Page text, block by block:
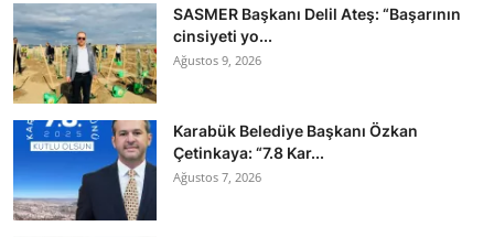
SASMER Başkanı Delil Ateş: “Başarının
cinsiyeti yo...
Ağustos 9, 2026
Karabük Belediye Başkanı Özkan
Çetinkaya: “7.8 Kar...
Ağustos 7, 2026